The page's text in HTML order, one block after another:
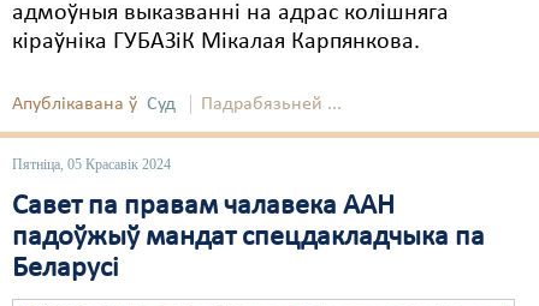
адмоўныя выказванні на адрас колішняга
кіраўніка ГУБАЗіК Мікалая Карпянкова.
Апублікавана ў Суд Падрабязьней ...
Пятніца, 05 Красавік 2024
Савет па правам чалавека ААН
падоўжыў мандат спецдакладчыка па
Беларусі